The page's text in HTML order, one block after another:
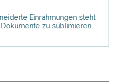
Einrahmungen steht
zu sublimieren.